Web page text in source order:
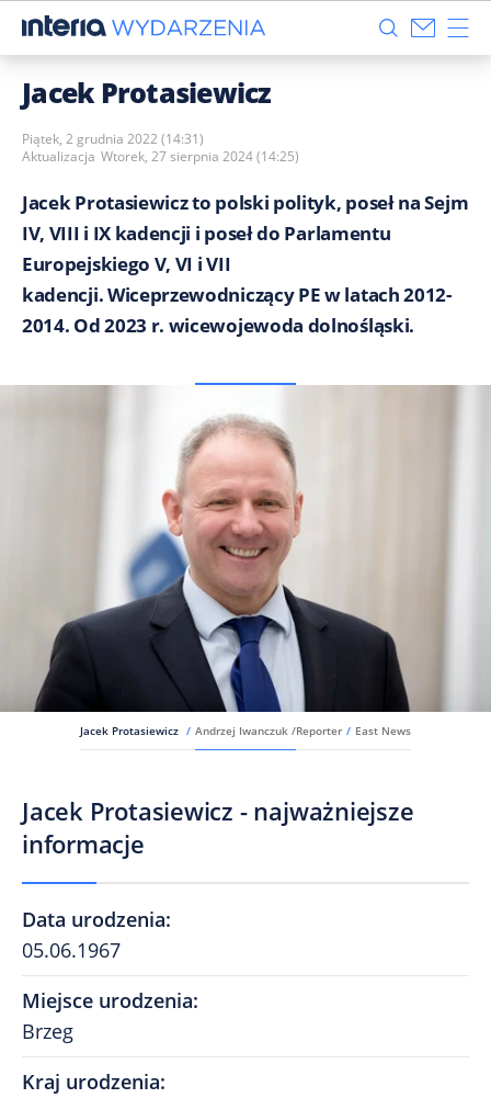
Jacek Protasiewicz
Piątek, 2 grudnia 2022 (14:31)
Aktualizacja Wtorek, 27 sierpnia 2024 (14:25)
Jacek Protasiewicz to polski polityk, poseł na Sejm
IV, VIII i IX kadencji i poseł do Parlamentu
Europejskiego V, VI i VII
kadencji. Wiceprzewodniczący PE w latach 2012-
2014. Od 2023 r. wicewojewoda dolnośląski.
Jacek Protasiewicz / Andrzej Iwanczuk /Reporter / East News
Jacek Protasiewicz - najważniejsze
informacje
Data urodzenia:
05.06.1967
Miejsce urodzenia:
Brzeg
Kraj urodzenia: